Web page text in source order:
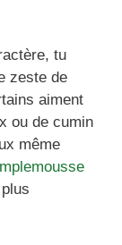
tu
zeste de
aiment
ou de cumin
même